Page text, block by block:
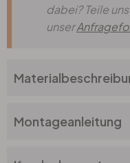
dabei? Teile
unser
Montageanleitung